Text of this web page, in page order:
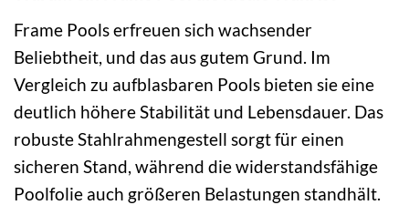
Frame Pools erfreuen sich wachsender
Beliebtheit, und das aus gutem Grund. Im
Vergleich zu aufblasbaren Pools bieten sie eine
deutlich höhere Stabilität und Lebensdauer. Das
robuste Stahlrahmengestell sorgt für einen
sicheren Stand, während die widerstandsfähige
Poolfolie auch größeren Belastungen standhält.